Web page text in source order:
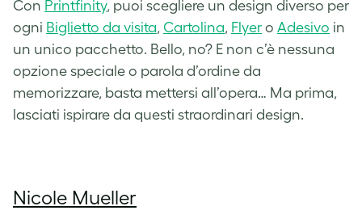
Con Printfinity, puoi scegliere un design diverso per
ogni Biglietto da visita, Cartolina, Flyer o Adesivo in
un unico pacchetto. Bello, no? E non c’è nessuna
opzione speciale o parola d’ordine da
memorizzare, basta mettersi all’opera… Ma prima,
lasciati ispirare da questi straordinari design.
Nicole Mueller